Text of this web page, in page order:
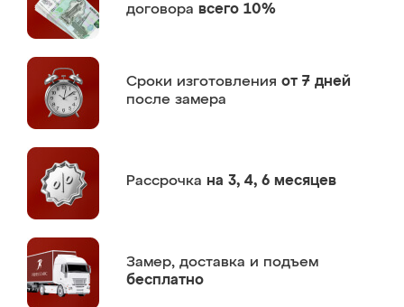
договора всего 10%
Сроки изготовления от 7 дней
после замера
Рассрочка на 3, 4, 6 месяцев
Замер, доставка и подъем
бесплатно